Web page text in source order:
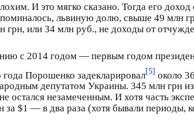
И это мягко сказано. Тогда его доход
львиную долю, свыше 49 млн
или 34 млн руб., не доходы от
с 2014 годом — первым годом
Порошенко задекларировал[5] около
депутатом Украины. 345 млн грн
остался незамеченным. И хотя часть
за $1 — в два раза (хотя бывали периоды,